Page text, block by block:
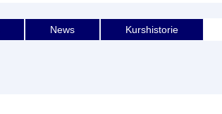
News Kurshistorie